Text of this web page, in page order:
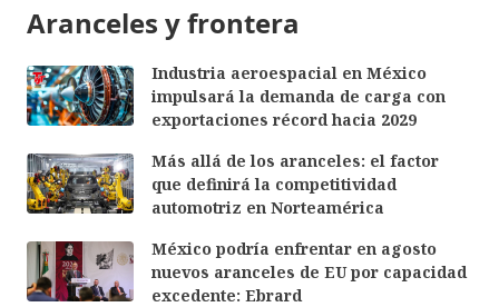
Aranceles y frontera
Industria aeroespacial en México
impulsará la demanda de carga con
exportaciones récord hacia 2029
Más allá de los aranceles: el factor
que definirá la competitividad
automotriz en Norteamérica
México podría enfrentar en agosto
nuevos aranceles de EU por capacidad
excedente: Ebrard